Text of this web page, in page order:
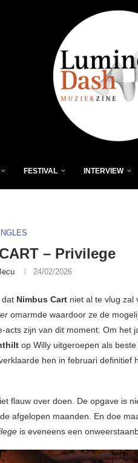
FESTIVAL INTERVIEW
– Privilege
24/02/2026
dat Nimbus Cart niet al te vlug zal
omarmde waardoor ze de
acts zijn van dit moment. Om het
op Willy uitgeroepen als
hen in februari definitief
flauw over doen. De opgave is
afgelopen maanden. En doe
is eveneens een